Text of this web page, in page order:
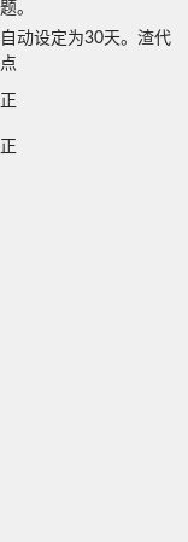
动设定为30天。渣代